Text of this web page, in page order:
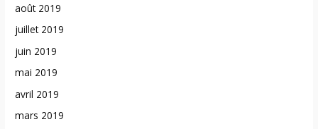
août 2019
juillet 2019
juin 2019
mai 2019
avril 2019
mars 2019